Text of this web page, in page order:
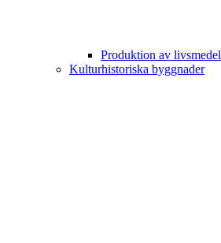
Produktion av livsmedel
Kulturhistoriska byggnader